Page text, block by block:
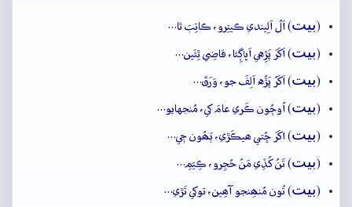
(بيت) اَلُ اَلِيندي ڪيتِرو، ڪاتِبَ ٿا…
(بيت) اَکَرَ پَڙِهي اَڀاڳِئا، قاضِي ٿِئَين…
(بيت) اَکَرُ پَڙُه اَلِفَ جو، وَرَقَ…
(بيت) اُوڄُون ڪَري عامَ کي، مُنجهايو…
(بيت) اکَرَ ڇُتي ھيڪَڙي، ٻَھُون جٖي…
(بيت) تَنُ کُڏِي مَنُ حُجِرو، ڪِيَمِ…
(بيت) تُون مُنھِنجو آھِين، توکي تَڙي…